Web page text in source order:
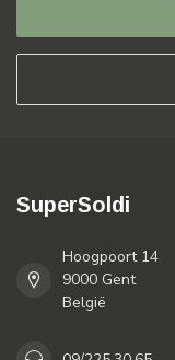
SuperSoldi
Hoogpoort 14
9000 Gent
België